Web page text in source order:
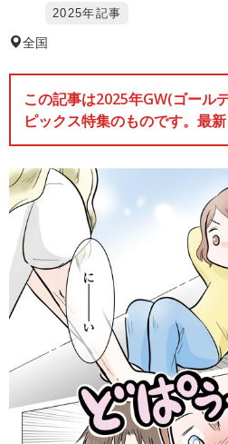
2025年記事
全国
この記事は2025年GW(ゴール
ピックス特集のものです。最